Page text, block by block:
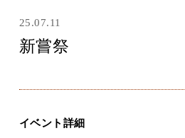
25.07.11
新嘗祭
イベント詳細